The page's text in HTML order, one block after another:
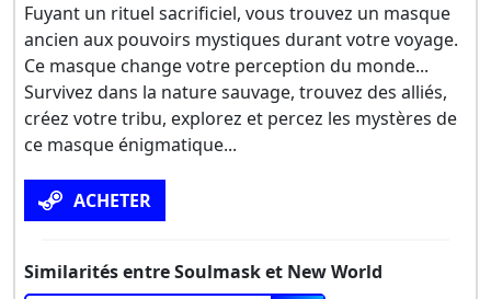
Fuyant un rituel sacrificiel, vous trouvez un masque
ancien aux pouvoirs mystiques durant votre voyage.
Ce masque change votre perception du monde...
Survivez dans la nature sauvage, trouvez des alliés,
créez votre tribu, explorez et percez les mystères de
ce masque énigmatique...
ACHETER
Similarités entre Soulmask et New World